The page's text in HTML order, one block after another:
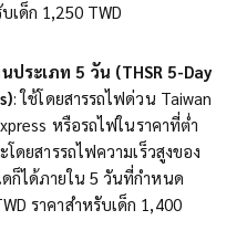
เด็ก 1,250 TWD
ระเภท 5 วัน (THSR 5-Day
: ใช้โดยสารรถไฟด่วน Taiwan
หรือรถไฟในราคาที่ต่ำ
ดยสารรถไฟความเร็วสูงของ
ก็ได้ภายใน 5 วันที่กำหนด
ราคาสำหรับเด็ก 1,400